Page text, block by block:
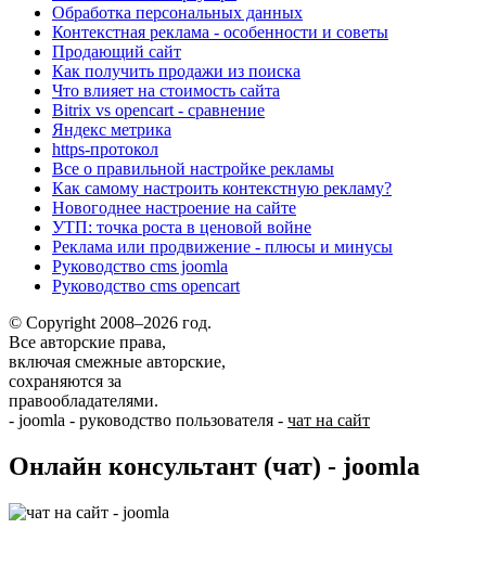
Обработка персональных данных
Контекстная реклама - особенности и советы
Продающий сайт
Как получить продажи из поиска
Что влияет на стоимость сайта
Bitrix vs opencart - сравнение
Яндекс метрика
https-протокол
Все о правильной настройке рекламы
Как самому настроить контекстную рекламу?
Новогоднее настроение на сайте
УТП: точка роста в ценовой войне
Реклама или продвижение - плюсы и минусы
Руководство cms joomla
Руководство cms opencart
© Copyright 2008–2026 год.
Все авторские права,
включая смежные авторские,
сохраняются за
правообладателями.
- joomla - руководство пользователя - чат на сайт
Онлайн консультант (чат) - joomla